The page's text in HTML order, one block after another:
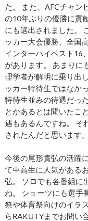
た。 また、AFCチャン
の10年ぶりの優勝に貢
にも選出されました。
ッカー大会優勝、全国
インターハイベスト16
があります。 あまりに
理学者が解明に乗り出
ッカー特待生ではなか
特待生並みの待遇だっ
とかあるとは聞いたこ
遇もあるんですね。 そ
されたんだと思います。
今後の尾形貴弘の活躍
て中高生に人気がある
弘。 ソロでも各番組に
ね。 ショーツにも選手
祭や体育祭向けのイラ
らRAKUTYまでお問い